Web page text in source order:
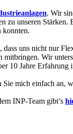
. Wir
zu unseren
konnten.
uns nicht nur
Wir
10 Jahre Erfahrung
mich einfach an,
INP-Team gibt’s